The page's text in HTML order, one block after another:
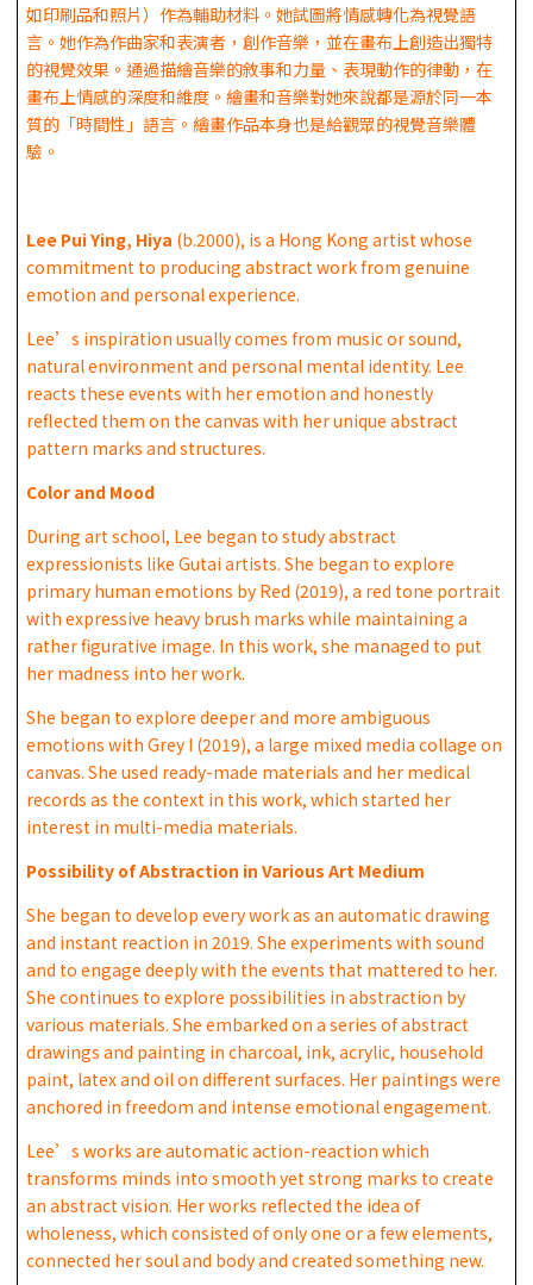
如印刷品和照片）作為輔助材料。她試圖將情感轉化為視覺語
言。她作為作曲家和表演者，創作音樂，並在畫布上創造出獨特
的視覺效果。通過描繪音樂的敘事和力量、表現動作的律動，在
畫布上情感的深度和維度。繪畫和音樂對她來說都是源於同一本
質的「時間性」語言。繪畫作品本身也是給觀眾的視覺音樂體
驗。
Lee Pui Ying, Hiya (b.2000), is a Hong Kong artist whose
commitment to producing abstract work from genuine
emotion and personal experience.
Lee’s inspiration usually comes from music or sound,
natural environment and personal mental identity. Lee
reacts these events with her emotion and honestly
reflected them on the canvas with her unique abstract
pattern marks and structures.
Color and Mood
During art school, Lee began to study abstract
expressionists like Gutai artists. She began to explore
primary human emotions by Red (2019), a red tone portrait
with expressive heavy brush marks while maintaining a
rather figurative image. In this work, she managed to put
her madness into her work.
She began to explore deeper and more ambiguous
emotions with Grey I (2019), a large mixed media collage on
canvas. She used ready-made materials and her medical
records as the context in this work, which started her
interest in multi-media materials.
Possibility of Abstraction in Various Art Medium
She began to develop every work as an automatic drawing
and instant reaction in 2019. She experiments with sound
and to engage deeply with the events that mattered to her.
She continues to explore possibilities in abstraction by
various materials. She embarked on a series of abstract
drawings and painting in charcoal, ink, acrylic, household
paint, latex and oil on different surfaces. Her paintings were
anchored in freedom and intense emotional engagement.
Lee’s works are automatic action-reaction which
transforms minds into smooth yet strong marks to create
an abstract vision. Her works reflected the idea of
wholeness, which consisted of only one or a few elements,
connected her soul and body and created something new.